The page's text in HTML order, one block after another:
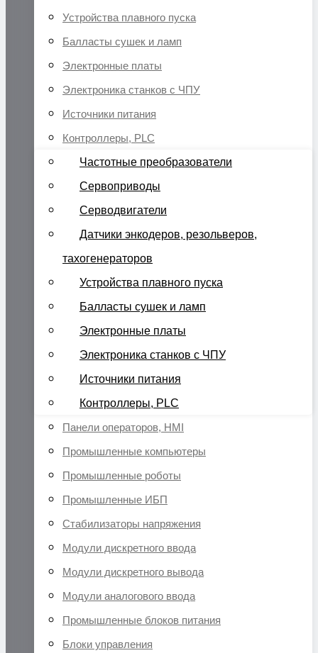
Устройства плавного пуска
Балласты сушек и ламп
Электронные платы
Электроника станков с ЧПУ
Источники питания
Контроллеры, PLC
Частотные преобразователи
Сервоприводы
Серводвигатели
Датчики энкодеров, резольверов,
тахогенераторов
Устройства плавного пуска
Балласты сушек и ламп
Электронные платы
Электроника станков с ЧПУ
Источники питания
Контроллеры, PLC
Панели операторов, HMI
Промышленные компьютеры
Промышленные роботы
Промышленные ИБП
Стабилизаторы напряжения
Модули дискретного ввода
Модули дискретного вывода
Модули аналогового ввода
Промышленные блоков питания
Блоки управления